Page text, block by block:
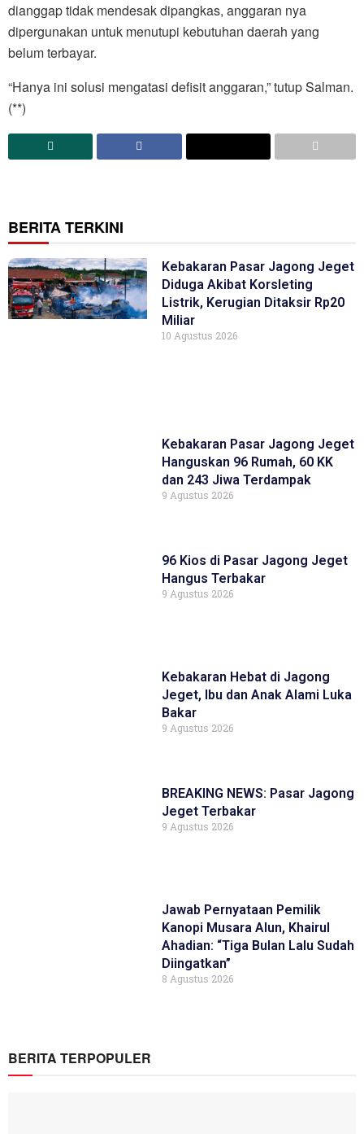
dianggap tidak mendesak dipangkas, anggaran nya
dipergunakan untuk menutupi kebutuhan daerah yang
belum terbayar.
“Hanya ini solusi mengatasi defisit anggaran,” tutup Salman.
(**)
BERITA TERKINI
Kebakaran Pasar Jagong Jeget
Diduga Akibat Korsleting
Listrik, Kerugian Ditaksir Rp20
Miliar
10 Agustus 2026
Kebakaran Pasar Jagong Jeget
Hanguskan 96 Rumah, 60 KK
dan 243 Jiwa Terdampak
9 Agustus 2026
96 Kios di Pasar Jagong Jeget
Hangus Terbakar
9 Agustus 2026
Kebakaran Hebat di Jagong
Jeget, Ibu dan Anak Alami Luka
Bakar
9 Agustus 2026
BREAKING NEWS: Pasar Jagong
Jeget Terbakar
9 Agustus 2026
Jawab Pernyataan Pemilik
Kanopi Musara Alun, Khairul
Ahadian: “Tiga Bulan Lalu Sudah
Diingatkan”
8 Agustus 2026
BERITA TERPOPULER